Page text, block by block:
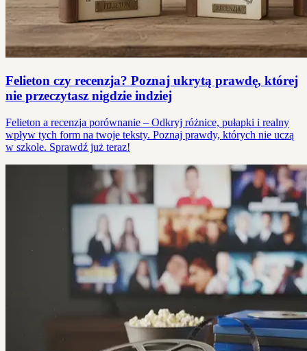
Felieton czy recenzja? Poznaj ukrytą prawdę, której
nie przeczytasz nigdzie indziej
Felieton a recenzja porównanie – Odkryj różnice, pułapki i realny
wpływ tych form na twoje teksty. Poznaj prawdy, których nie uczą
w szkole. Sprawdź już teraz!